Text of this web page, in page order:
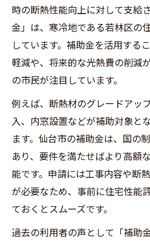
時の断熱性能向上に対して支給
金」は、寒冷地である若林区の
しています。補助金を活用する
軽減や、将来的な光熱費の削減
の市民が注目しています。
例えば、断熱材のグレードアッ
入、内窓設置などが補助対象と
ます。仙台市の補助金は、国の
あり、要件を満たせばより高額
能です。申請には工事内容や断
が必要なため、事前に住宅性能
ておくとスムーズです。
過去の利用者の声として「補助